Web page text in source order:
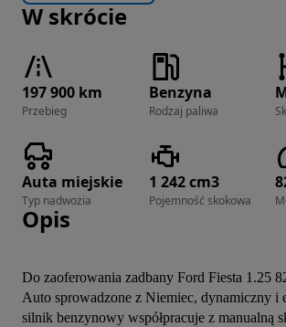
W skrócie
197 900 km
Przebieg
Benzyna
Rodzaj paliwa
Auta miejskie
Typ nadwozia
1 242 cm3
Pojemność skokowa
Opis
Do zaoferowania zadbany Ford Fiesta 1.25
Auto sprowadzone z Niemiec, dynamiczny i
silnik benzynowy współpracuje z manualną